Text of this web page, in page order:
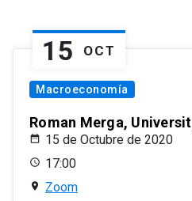
15 OCT
Macroeconomía
Roman Merga,
15 de Octubre de 2020
17:00
Zoom